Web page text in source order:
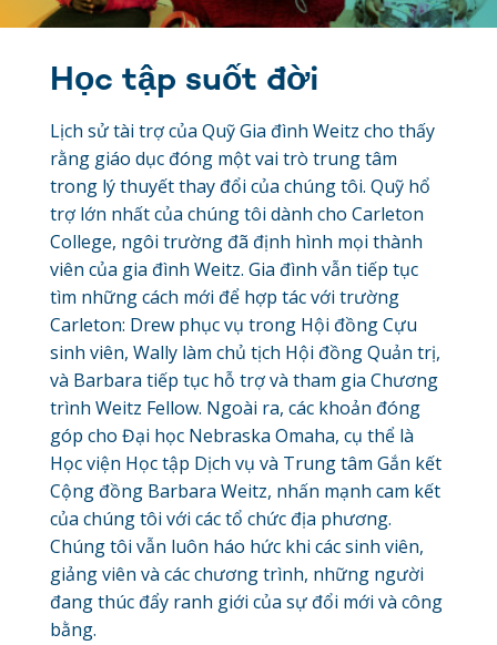
Học tập suốt đời
Lịch sử tài trợ của Quỹ Gia đình Weitz cho thấy
rằng giáo dục đóng một vai trò trung tâm
trong lý thuyết thay đổi của chúng tôi. Quỹ hổ
trợ lớn nhất của chúng tôi dành cho Carleton
College, ngôi trường đã định hình mọi thành
viên của gia đình Weitz. Gia đình vẫn tiếp tục
tìm những cách mới để hợp tác với trường
Carleton: Drew phục vụ trong Hội đồng Cựu
sinh viên, Wally làm chủ tịch Hội đồng Quản trị,
và Barbara tiếp tục hỗ trợ và tham gia Chương
trình Weitz Fellow. Ngoài ra, các khoản đóng
góp cho Đại học Nebraska Omaha, cụ thể là
Học viện Học tập Dịch vụ và Trung tâm Gắn kết
Cộng đồng Barbara Weitz, nhấn mạnh cam kết
của chúng tôi với các tổ chức địa phương.
Chúng tôi vẫn luôn háo hức khi các sinh viên,
giảng viên và các chương trình, những người
đang thúc đẩy ranh giới của sự đổi mới và công
bằng.